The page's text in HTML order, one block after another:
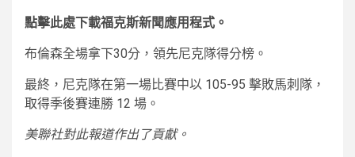
點擊此處下載福克斯新聞應用程式。
布倫森全場拿下30分，領先尼克隊得分榜。
最終，尼克隊在第一場比賽中以 105-95 擊敗馬刺隊，
取得季後賽連勝 12 場。
美聯社對此報道作出了貢獻。